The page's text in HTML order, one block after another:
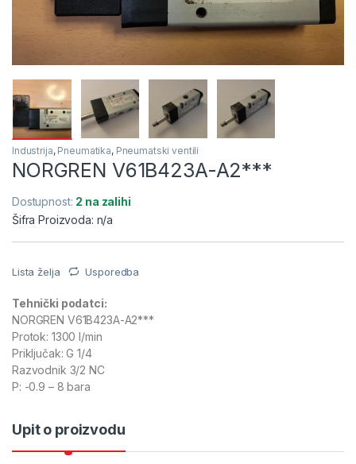
Industrija, Pneumatika, Pneumatski ventili
NORGREN V61B423A-A2***
Dostupnost: 2 na zalihi
Šifra Proizvoda: n/a
Lista želja Usporedba
Tehnički podatci:
NORGREN V61B423A-A2***
Protok: 1300 l/min
Priključak: G 1/4
Razvodnik 3/2 NC
P: -0.9 – 8 bara
Upit o proizvodu